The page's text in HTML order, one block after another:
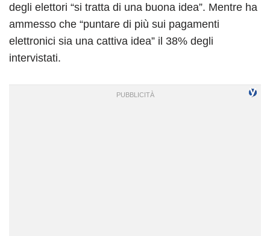
degli elettori “si tratta di una buona idea”. Mentre ha
ammesso che “puntare di più sui pagamenti
elettronici sia una cattiva idea” il 38% degli
intervistati.